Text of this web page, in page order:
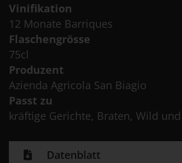
Vinifikation
12 Monate Barriques
Flaschengrösse
75cl
Produzent
Azienda Agricola San Biagio
Passt zu
kräftige Gerichte, Braten, Wild
Datenblatt